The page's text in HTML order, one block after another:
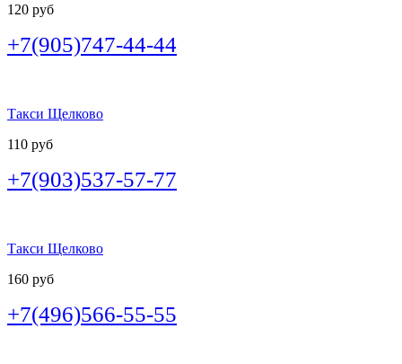
120 руб
+7(905)747-44-44
Такси Щелково
110 руб
+7(903)537-57-77
Такси Щелково
160 руб
+7(496)566-55-55